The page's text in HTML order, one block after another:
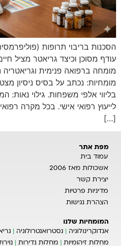
הסכנות בריבוי תרופות
עודף מסוכן וכיצד גריאטר מציל
מומחיות: נכתב על בסיס ניסיון
בליווי אלפי משפחות. גילוי נאות:
לייעוץ רפואי אישי. בכל מקרה
[…]
מפת אתר
עמוד בית
אשכולות מאז 2006
יצירת קשר
מדיניות פרטיות
הצהרת נגישות
המומחיות שלנו
אנדוקרינולוגיה
גסטרואנטרולוגיה
מחלות זיהומיות
מחלות נדירות